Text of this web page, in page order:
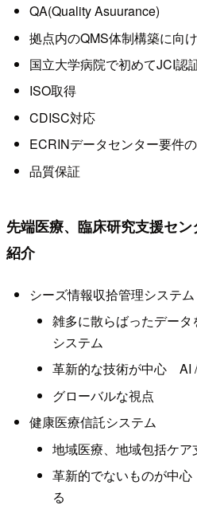
QA(Quality Asuurance)
拠点内のQMS体制構築に向
国立大学病院で初めてJCI認
ISO取得
CDISC対応
ECRINデータセンター要件
品質保証
先端医療、臨床研究支援セ
紹介
シーズ情報収拾管理システム
雑多に散らばったデー
システム
革新的な技術が中心 AI
グローバルな視点
健康医療信託システム
地域医療、地域包括ケア
革新的でないものが中
る